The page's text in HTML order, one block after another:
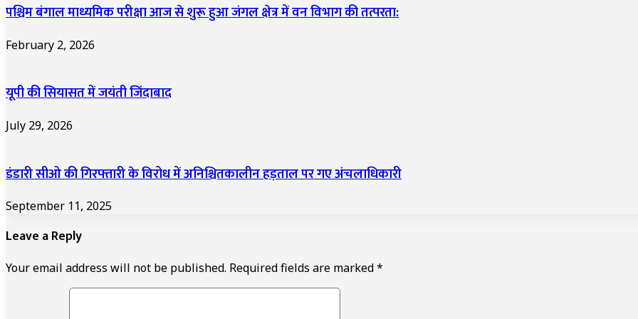
पश्चिम बंगाल माध्यमिक परीक्षा आज से शुरू हुआ जंगल क्षेत्र में वन विभाग की तत्परता:
February 2, 2026
यूपी की सियासत में जयंती जिंदाबाद
July 29, 2026
डंडारी सीओ की गिरफ्तारी के विरोध में अनिश्चितकालीन हड़ताल पर गए अंचलाधिकारी
September 11, 2025
Leave a Reply
Your email address will not be published. Required fields are marked*